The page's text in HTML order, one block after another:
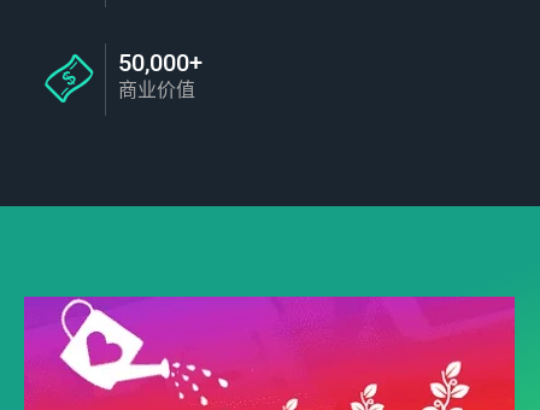
50,000+
商业价值